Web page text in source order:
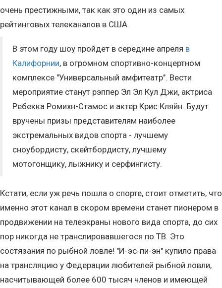
очень престижными, так как это один из самых
рейтинговых телеканалов в США.
В этом году шоу пройдет в середине апреля в
Калифорнии, в огромном спортивно-концертном
комплексе "Универсальный амфитеатр". Вести
мероприятие станут рэппер Эл Эл Кул Джи, актриса
Ребекка Ромихн-Стамос и актер Крис Кляйн. Будут
вручены призы представителям наиболее
экстремальных видов спорта - лучшему
сноубордисту, скейтбордисту, лучшему
мотогонщику, лыжнику и серфингисту.
Кстати, если уж речь пошла о спорте, стоит отметить, что
именно этот канал в скором времени станет пионером в
продвижении на телеэкраны нового вида спорта, до сих
пор никогда не транслировавшегося по ТВ. Это
состязания по рыбной ловле! "И-эс-пи-эн" купило права
на трансляцию у Федерации любителей рыбной ловли,
насчитывающей более 600 тысяч членов и имеющей